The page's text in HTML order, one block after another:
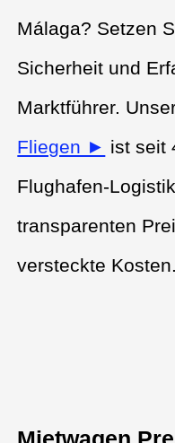
Málaga? Setzen
Sicherheit und
Marktführer.
Fliegen ► ist seit
Flughafen-
transparenten
versteckte Kosten.